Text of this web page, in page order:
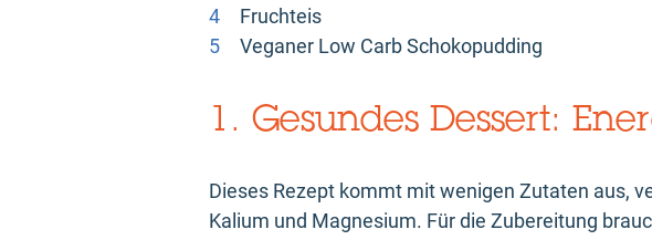
Fruchteis
Veganer Low Carb Schokopudding
1. Gesundes Dessert:
Dieses Rezept kommt mit wenigen Zutaten aus,
Kalium und Magnesium. Für die Zubereitung